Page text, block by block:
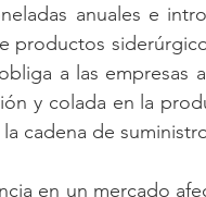
anuales e
productos
a las empresas
y colada en la
cadena de
en un mercado